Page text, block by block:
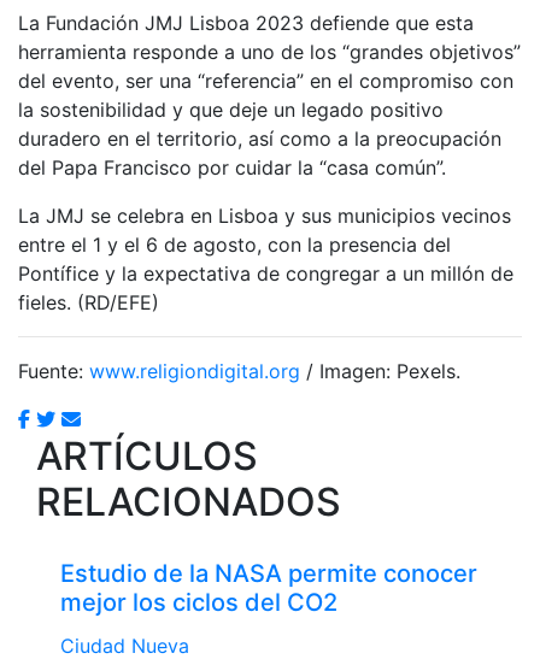
La Fundación JMJ Lisboa 2023 defiende que esta
herramienta responde a uno de los “grandes objetivos”
del evento, ser una “referencia” en el compromiso con
la sostenibilidad y que deje un legado positivo
duradero en el territorio, así como a la preocupación
del Papa Francisco por cuidar la “casa común”.
La JMJ se celebra en Lisboa y sus municipios vecinos
entre el 1 y el 6 de agosto, con la presencia del
Pontífice y la expectativa de congregar a un millón de
fieles. (RD/EFE)
Fuente: www.religiondigital.org / Imagen: Pexels.
ARTÍCULOS
RELACIONADOS
Estudio de la NASA permite conocer
mejor los ciclos del CO2
Ciudad Nueva